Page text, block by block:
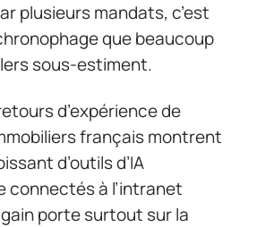
plusieurs mandats, c’est
que beaucoup
sous-estiment.
d’expérience de
français montrent
d’outils d’IA
connectés à l’intranet
porte surtout sur la